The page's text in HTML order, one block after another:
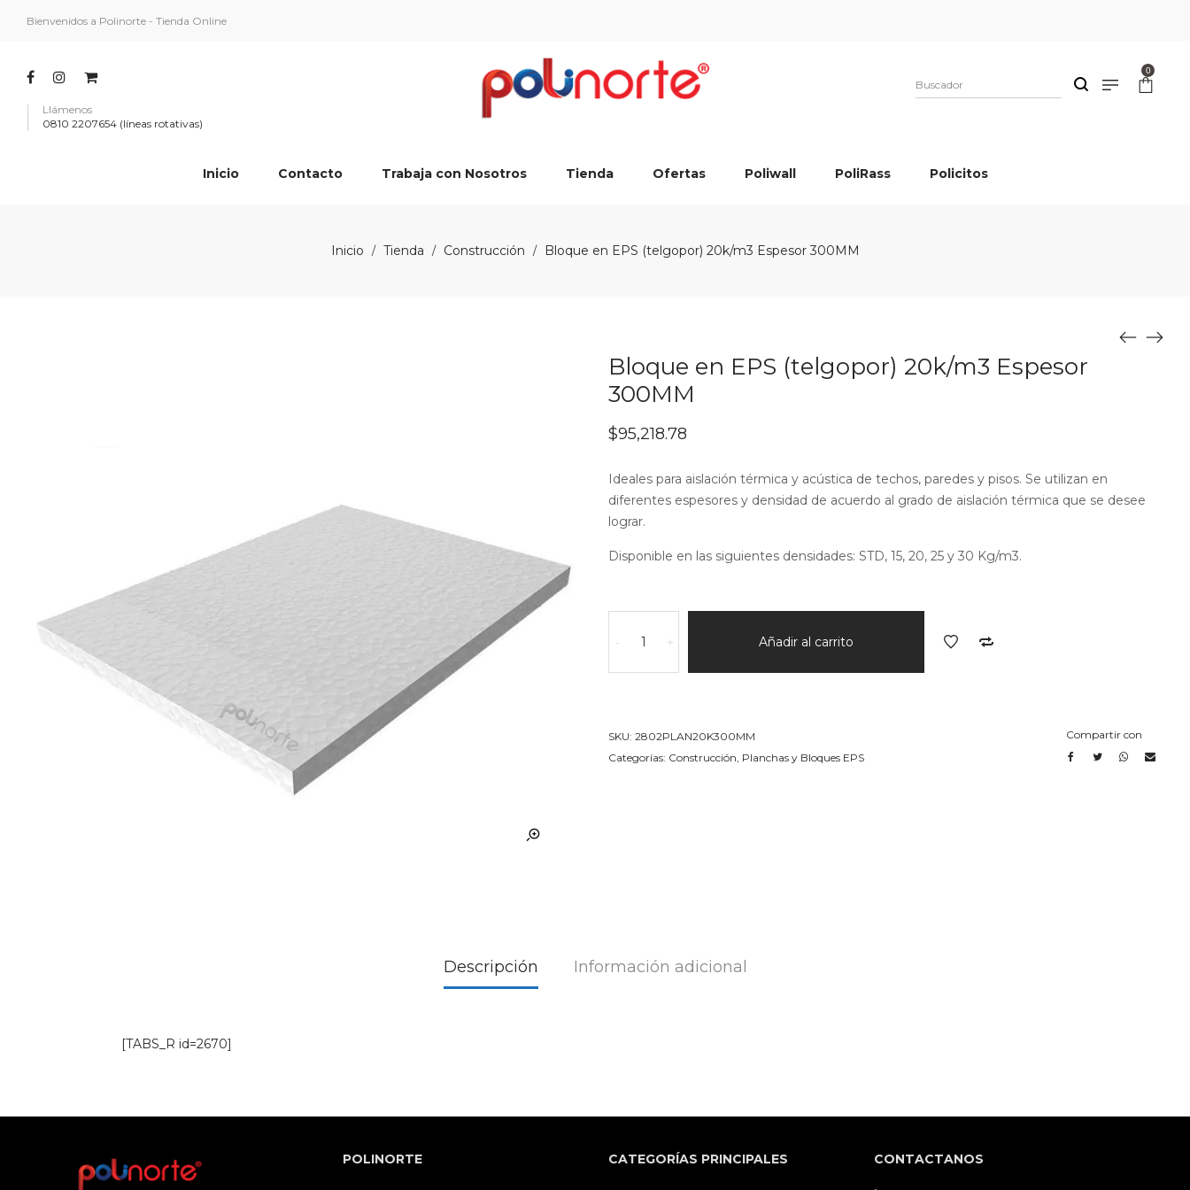
Bienvenidos a Polinorte - Tienda Online
Llámenos
0810 2207654 (líneas rotativas)
0
Inicio Contacto Trabaja con Nosotros Tienda Ofertas Poliwall PoliRass Policitos
Inicio / Tienda / Construcción / Bloque en EPS (telgopor) 20k/m3 Espesor 300MM
Bloque en EPS (telgopor) 20k/m3 Espesor
300MM
$95,218.78
Ideales para aislación térmica y acústica de techos, paredes y pisos. Se utilizan en
diferentes espesores y densidad de acuerdo al grado de aislación térmica que se desee
lograr.
Disponible en las siguientes densidades: STD, 15, 20, 25 y 30 Kg/m3.
-
en
+ Añadir al carrito
SKU: 2802PLAN20K300MM
Categorías: Construcción Planchas y Bloques EPS
Compartir con
Descripción Información adicional
[TABS_R id=2670]
POLINORTE CATEGORÍAS PRINCIPALES CONTACTANOS